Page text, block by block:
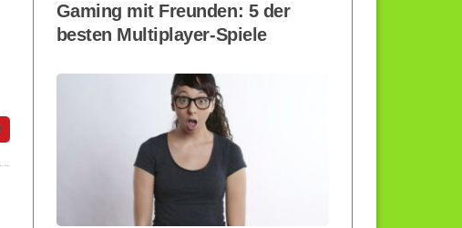
Gaming mit Freunden: 5 der
besten Multiplayer-Spiele